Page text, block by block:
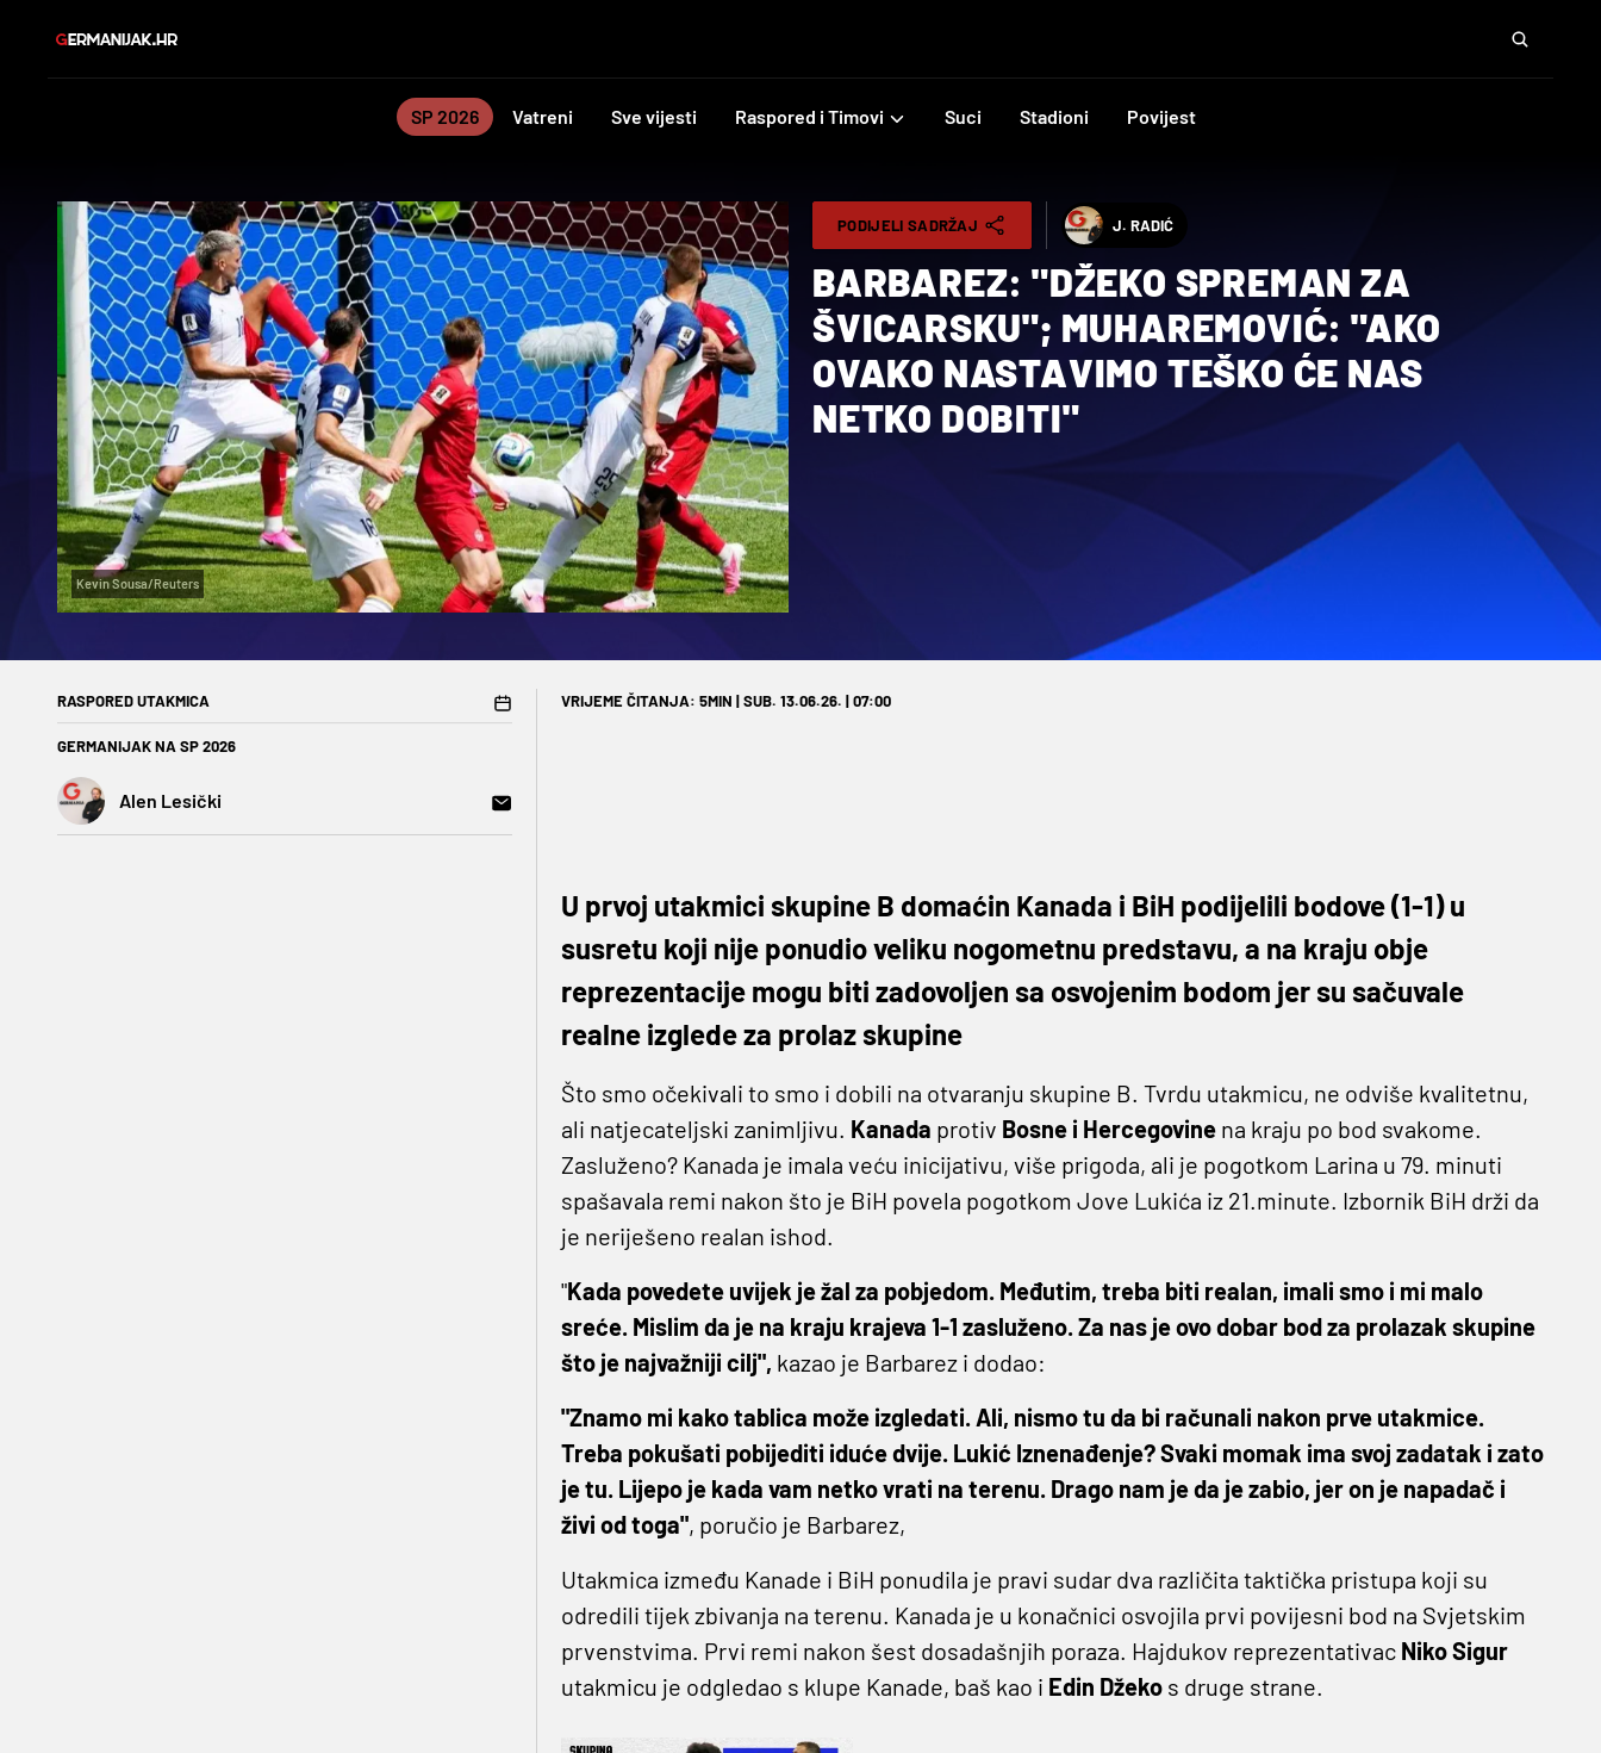
SP 2026 Vatreni Sve vijesti Raspored i Timovi Suci Stadioni Povijest
Kevin Sousa/Reuters
PODIJELI SADRŽAJ J. RADIĆ
BARBAREZ: "DŽEKO SPREMAN ZA
ŠVICARSKU"; MUHAREMOVIĆ: "AKO
OVAKO NASTAVIMO TEŠKO ĆE NAS
NETKO DOBITI"
RASPORED UTAKMICA
GERMANIJAK NA SP 2026
Alen Lesički
VRIJEME ČITANJA: 5MIN | SUB. 13.06.26. | 07:00
U prvoj utakmici skupine B domaćin Kanada i BiH podijelili bodove (1-1) u
susretu koji nije ponudio veliku nogometnu predstavu, a na kraju obje
reprezentacije mogu biti zadovoljen sa osvojenim bodom jer su sačuvale
realne izglede za prolaz skupine
Što smo očekivali to smo i dobili na otvaranju skupine B. Tvrdu utakmicu, ne odviše kvalitetnu,
ali natjecateljski zanimljivu. Kanada protiv Bosne i Hercegovine na kraju po bod svakome.
Zasluženo? Kanada je imala veću inicijativu, više prigoda, ali je pogotkom Larina u 79. minuti
spašavala remi nakon što je BiH povela pogotkom Jove Lukića iz 21.minute. Izbornik BiH drži da
je neriješeno realan ishod.
"Kada povedete uvijek je žal za pobjedom. Međutim, treba biti realan, imali smo i mi malo
sreće. Mislim da je na kraju krajeva 1-1 zasluženo. Za nas je ovo dobar bod za prolazak skupine
što je najvažniji cilj", kazao je Barbarez i dodao:
"Znamo mi kako tablica može izgledati. Ali, nismo tu da bi računali nakon prve utakmice.
Treba pokušati pobijediti iduće dvije. Lukić Iznenađenje? Svaki momak ima svoj zadatak i zato
je tu. Lijepo je kada vam netko vrati na terenu. Drago nam je da je zabio, jer on je napadač i
živi od toga", poručio je Barbarez,
Utakmica između Kanade i BiH ponudila je pravi sudar dva različita taktička pristupa koji su
odredili tijek zbivanja na terenu. Kanada je u konačnici osvojila prvi povijesni bod na Svjetskim
prvenstvima. Prvi remi nakon šest dosadašnjih poraza. Hajdukov reprezentativacNiko Sigur
utakmicu je odgledao s klupe Kanade, baš kao i Edin Džekos druge strane.